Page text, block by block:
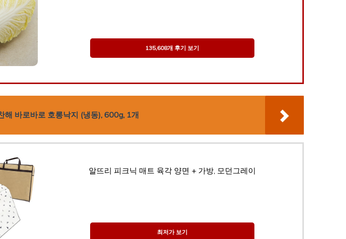
135,608개 후기 보기
해 바로바로 호롱낙지 (냉동), 600g, 1개
알뜨리 피크닉 매트 육각 양면 + 가방, 모던그레이
최저가 보기